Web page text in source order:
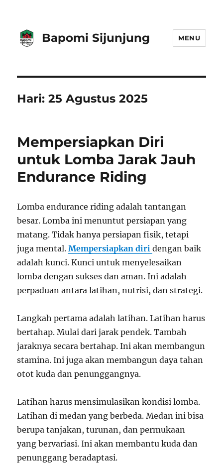
Bapomi Sijunjung MENU
Hari:25 Agustus 2025
Mempersiapkan Diri
untuk Lomba Jarak Jauh
Endurance Riding
Lomba endurance riding adalah tantangan
besar. Lomba ini menuntut persiapan yang
matang. Tidak hanya persiapan fisik, tetapi
juga mental.Mempersiapkan diri dengan baik
adalah kunci. Kunci untuk menyelesaikan
lomba dengan sukses dan aman. Ini adalah
perpaduan antara latihan, nutrisi, dan strategi.
Langkah pertama adalah latihan. Latihan harus
bertahap. Mulai dari jarak pendek. Tambah
jaraknya secara bertahap. Ini akan membangun
stamina. Ini juga akan membangun daya tahan
otot kuda dan penunggangnya.
Latihan harus mensimulasikan kondisi lomba.
Latihan di medan yang berbeda. Medan ini bisa
berupa tanjakan, turunan, dan permukaan
yang bervariasi. Ini akan membantu kuda dan
penunggang beradaptasi.